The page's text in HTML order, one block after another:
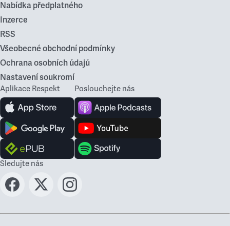
Nabídka předplatného
Inzerce
RSS
Všeobecné obchodní podmínky
Ochrana osobních údajů
Nastavení soukromí
Aplikace Respekt Poslouchejte nás
Sledujte nás